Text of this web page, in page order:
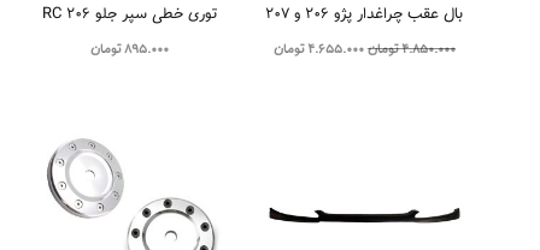
بال عقب چراغدار پژو ۲۰۶ و ۲۰۷
4.850.000تومان4.655.000 تومان
توری خطی سپر جلو 206 RC
895.000تومان